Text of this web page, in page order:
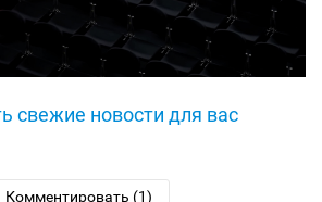
свежие новости для вас
Комментировать (1)